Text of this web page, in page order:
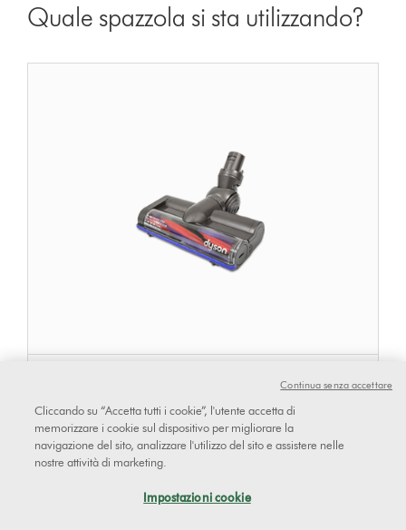
Quale spazzola si sta utilizzando?
Cliccando su “Accetta tutti i cookie”, l'utente accetta di
memorizzare i cookie sul dispositivo per migliorare la
navigazione del sito, analizzare l'utilizzo del sito e assistere nelle
nostre attività di marketing.
Impostazioni cookie
Continua senza accettare